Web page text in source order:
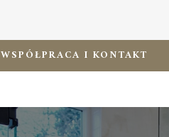
WSPÓŁPRACA I KONTAKT